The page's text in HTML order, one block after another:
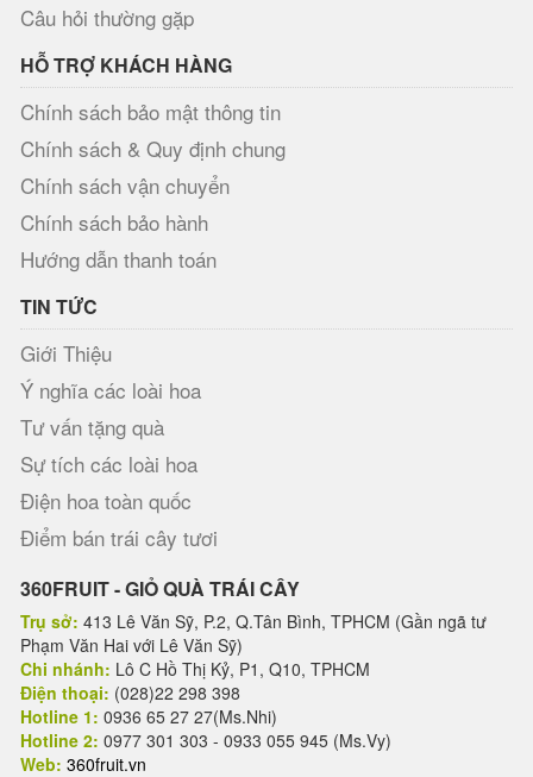
Câu hỏi thường gặp
HỖ TRỢ KHÁCH HÀNG
Chính sách bảo mật thông tin
Chính sách & Quy định chung
Chính sách vận chuyển
Chính sách bảo hành
Hướng dẫn thanh toán
TIN TỨC
Giới Thiệu
Ý nghĩa các loài hoa
Tư vấn tặng quà
Sự tích các loài hoa
Điện hoa toàn quốc
Điểm bán trái cây tươi
360FRUIT - GIỎ QUÀ TRÁI CÂY
Trụ sở: 413 Lê Văn Sỹ, P.2, Q.Tân Bình, TPHCM (Gần ngã tư
Phạm Văn Hai với Lê Văn Sỹ)
Chi nhánh: Lô C Hồ Thị Kỷ, P1, Q10, TPHCM
Điện thoại: (028)22 298 398
Hotline 1: 0936 65 27 27(Ms.Nhi)
Hotline 2: 0977 301 303 - 0933 055 945 (Ms.Vy)
Web: 360fruit.vn